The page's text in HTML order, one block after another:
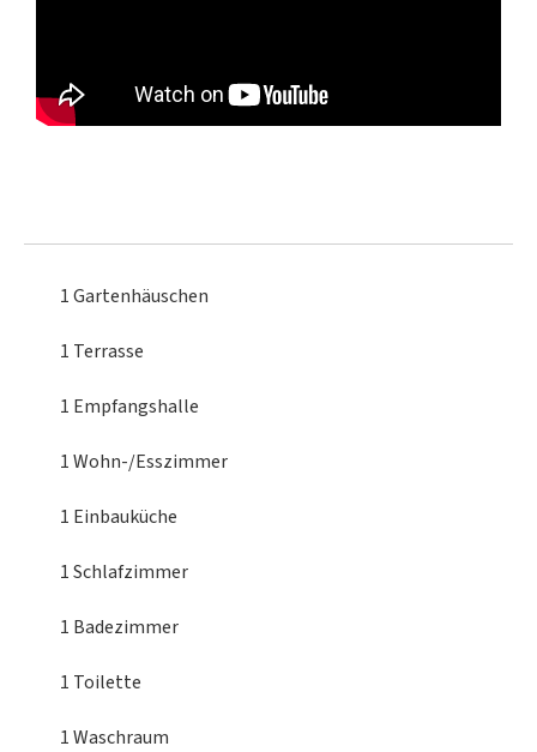
1 Gartenhäuschen
1 Terrasse
1 Empfangshalle
1 Wohn-/Esszimmer
1 Einbauküche
1 Schlafzimmer
1 Badezimmer
1 Toilette
1 Waschraum